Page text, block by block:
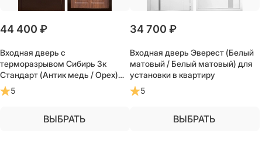
44 400 ₽
Входная дверь с
терморазрывом Сибирь 3к
Стандарт (Антик медь / Орех)
для частного загородного дома
и дачи
5
ВЫБРАТЬ
34 700 ₽
Входная дверь Эверест (Белый
матовый / Белый матовый) для
установки в квартиру
5
ВЫБРАТЬ